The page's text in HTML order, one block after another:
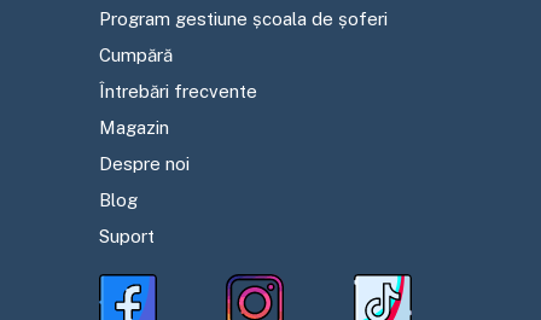
Program gestiune școala de șoferi
Cumpără
Întrebări frecvente
Magazin
Despre noi
Blog
Suport